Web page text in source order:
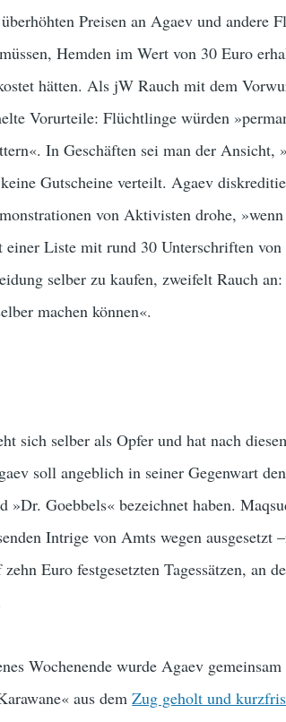
Preisen an Agaev und andere
Hemden im Wert von 30 Euro
hätten. Als jW Rauch mit dem
Vorurteile: Flüchtlinge würden
In Geschäften sei man der Ansicht,
Gutscheine verteilt. Agaev
von Aktivisten drohe,
Liste mit rund 30 Unterschriften von
selber zu kaufen, zweifelt Rauch
machen können«.
sich selber als Opfer und hat nach
soll angeblich in seiner Gegenwart
»Dr. Goebbels« bezeichnet haben.
Intrige von Amts wegen ausgesetzt
Euro festgesetzten Tagessätzen, an
Wochenende wurde Agaev
aus demZug geholt und